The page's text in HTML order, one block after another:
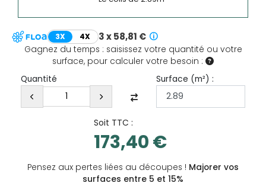
3X 4X 3 x 58,81 €
Gagnez du temps : saisissez votre quantité ou votre
surface, pour calculer votre besoin :
Quantité
Surface (m²) :
Soit TTC :
173,40 €
Pensez aux pertes liées au découpes ! Majorer vos
surfaces entre 5 et 15%